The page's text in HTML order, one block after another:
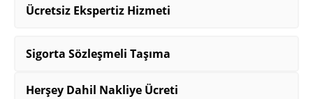
Ücretsiz Ekspertiz Hizmeti
Sigorta Sözleşmeli Taşıma
Herşey Dahil Nakliye Ücreti